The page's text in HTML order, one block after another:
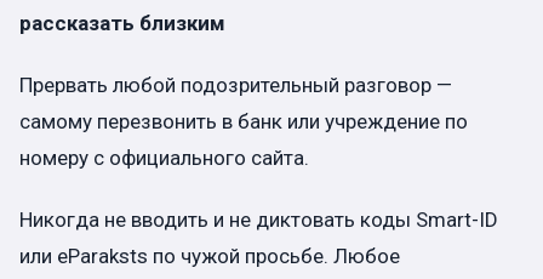
рассказать близким
Прервать любой подозрительный разговор —
самому перезвонить в банк или учреждение по
номеру с официального сайта.
Никогда не вводить и не диктовать коды Smart-ID
или eParaksts по чужой просьбе. Любое